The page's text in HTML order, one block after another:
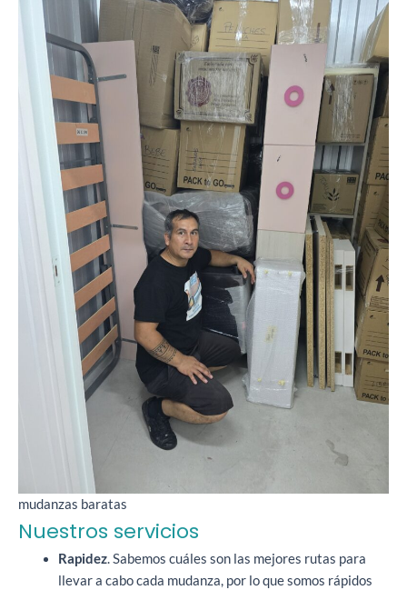
mudanzas baratas
Nuestros servicios
Rapidez. Sabemos cuáles son las mejores rutas para
llevar a cabo cada mudanza, por lo que somos rápidos